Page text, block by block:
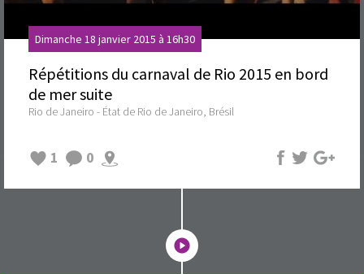
Dimanche 18 janvier 2015 à 16h30
Répétitions du carnaval de Rio 2015 en bord
de mer suite
Rio de Janeiro - État de Rio de Janeiro, Brésil
1 0